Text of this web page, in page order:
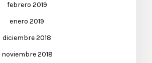
febrero 2019
enero 2019
diciembre 2018
noviembre 2018